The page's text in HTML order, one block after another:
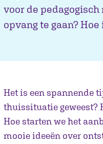
voor de
opvang te gaan?
Het is een spannende
thuissituatie geweest?
Hoe starten we het
mooie ideeën over